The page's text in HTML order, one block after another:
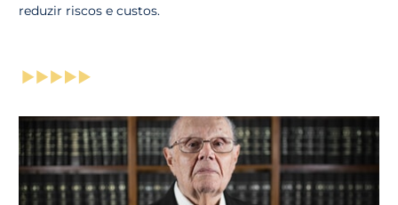
reduzir riscos e custos.